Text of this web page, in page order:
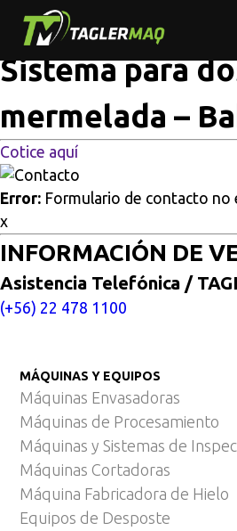
Multisitios
– Bakery
Sistema para
mermelada –
Cotice aquí
Error: Formulario de contacto no
x
INFORMACIÓN DE
Asistencia Telefónica /
(+56) 22 478 1100
MÁQUINAS Y EQUIPOS
Máquinas Envasadoras
Máquinas de Procesamiento
Máquinas y Sistemas de
Máquinas Cortadoras
Máquina Fabricadora de Hielo
Equipos de Desposte